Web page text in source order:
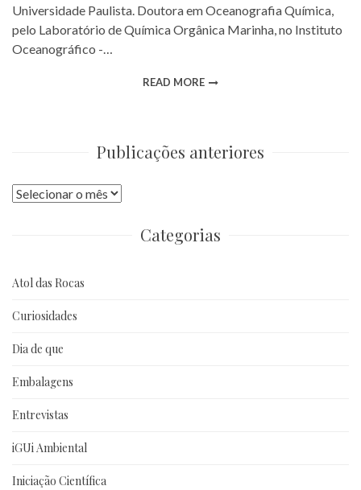
Universidade Paulista. Doutora em Oceanografia Química,
pelo Laboratório de Química Orgânica Marinha, no Instituto
Oceanográfico -…
READ MORE
Publicações anteriores
Publicações
Categorias
Atol das Rocas
Curiosidades
Dia de que
Embalagens
Entrevistas
iGUi Ambiental
Iniciação Científica